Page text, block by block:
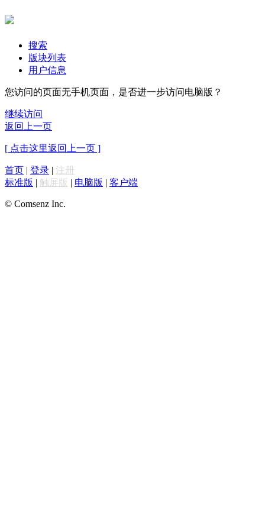
搜索
版块列表
用户信息
您访问的页面无手机页面，是否进一步访问电脑版？
继续访问
返回上一页
[ 点击这里返回上一页 ]
首页 | 登录 | 注册
标准版 | 触屏版 | 电脑版 | 客户端
© Comsenz Inc.